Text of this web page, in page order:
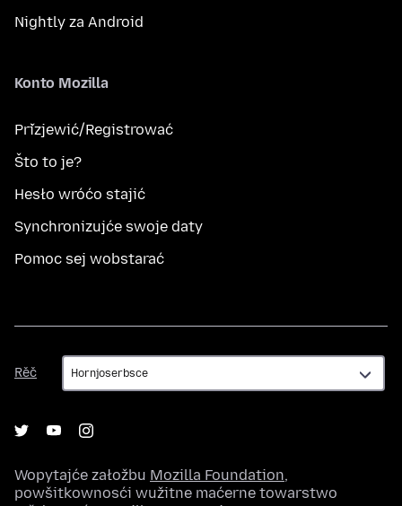
Nightly za Android
Konto Mozilla
Přizjewić/Registrować
Što to je?
Hesło wróćo stajić
Synchronizujće swoje daty
Pomoc sej wobstarać
Rěč
Rěč
Wopytajće załožbu Mozilla Foundation,
powšitkownosći wužitne maćerne towarstwo